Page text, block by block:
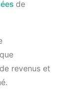
de
revenus et